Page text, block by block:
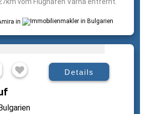
in
Details